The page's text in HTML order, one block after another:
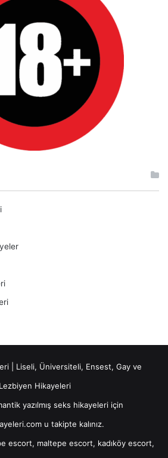
| Liseli, Üniversiteli, Ensest, Gay ve
Lezbiyen Hikayeleri
yazılmış seks hikayeleri için
u takipte kalınız.
escort, maltepe escort, kadıköy escort,